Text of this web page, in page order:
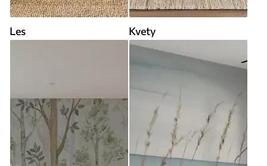
Les Kvety